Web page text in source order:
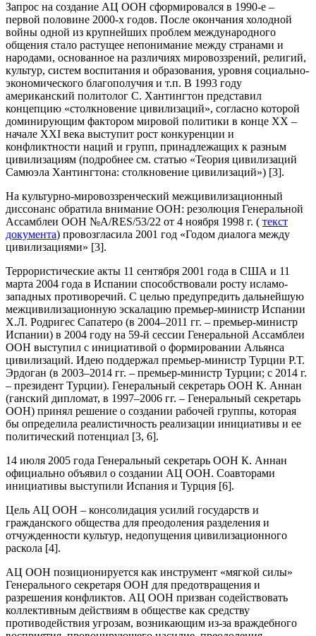
Запрос на создание АЦ ООН сформировался в 1990-е –
первой половине 2000-х годов. После окончания холодной
войны одной из крупнейших проблем международного
общения стало растущее непонимание между странами и
народами, основанное на различиях мировоззрений, религий,
культур, систем воспитания и образования, уровня социально-
экономического благополучия и т.п. В 1993 году
американский политолог С. Хантингтон представил
концепцию «столкновение цивилизаций», согласно которой
доминирующим фактором мировой политики в конце XX –
начале XXI века выступит рост конкуренции и
конфликтности наций и групп, принадлежащих к разным
цивилизациям (подробнее см. статью «Теория цивилизаций
Самюэла Хантингтона: столкновение цивилизаций») [3].
На культурно-мировоззренческий межцивилизационный
диссонанс обратила внимание ООН: резолюция Генеральной
Ассамблеи ООН №A/RES/53/22 от 4 ноября 1998 г. ( текст
документа) провозгласила 2001 год «Годом диалога между
цивилизациями» [3].
Террористические акты 11 сентября 2001 года в США и 11
марта 2004 года в Испании способствовали росту исламо-
западных противоречий. С целью предупредить дальнейшую
межцивилизационную эскалацию премьер-министр Испании
Х.Л. Родригес Сапатеро (в 2004–2011 гг. – премьер-министр
Испании) в 2004 году на 59-й сессии Генеральной Ассамблеи
ООН выступил с инициативой о формировании Альянса
цивилизаций. Идею поддержал премьер-министр Турции Р.Т.
Эрдоган (в 2003–2014 гг. – премьер-министр Турции; с 2014 г.
– президент Турции). Генеральный секретарь ООН К. Аннан
(ганский дипломат, в 1997–2006 гг. – Генеральный секретарь
ООН) принял решение о создании рабочей группы, которая
бы определила реалистичность реализации инициативы и ее
политический потенциал [3, 6].
14 июля 2005 года Генеральный секретарь ООН К. Аннан
официально объявил о создании АЦ ООН. Соавторами
инициативы выступили Испания и Турция [6].
Цель АЦ ООН – консолидация усилий государств и
гражданского общества для преодоления разделения и
отчужденности культур, недопущения цивилизационного
раскола [4].
АЦ ООН позиционируется как инструмент «мягкой силы»
Генерального секретаря ООН для предотвращения и
разрешения конфликтов. АЦ ООН призван содействовать
коллективным действиям в обществе как средству
противодействия угрозам, возникающим из-за враждебного